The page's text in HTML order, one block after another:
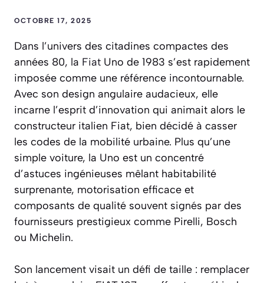
OCTOBRE 17, 2025
Dans l’univers des citadines compactes des
années 80, la Fiat Uno de 1983 s’est rapidement
imposée comme une référence incontournable.
Avec son design angulaire audacieux, elle
incarne l’esprit d’innovation qui animait alors le
constructeur italien Fiat, bien décidé à casser
les codes de la mobilité urbaine. Plus qu’une
simple voiture, la Uno est un concentré
d’astuces ingénieuses mêlant habitabilité
surprenante, motorisation efficace et
composants de qualité souvent signés par des
fournisseurs prestigieux comme Pirelli, Bosch
ou Michelin.
Son lancement visait un défi de taille : remplacer